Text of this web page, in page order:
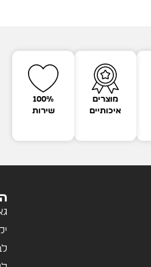
מוצרים
איכותיים
100%
שירות